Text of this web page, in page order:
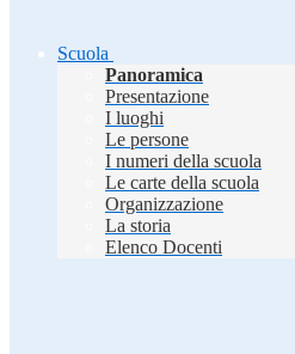
Scuola
Panoramica
Presentazione
I luoghi
Le persone
I numeri della scuola
Le carte della scuola
Organizzazione
La storia
Elenco Docenti